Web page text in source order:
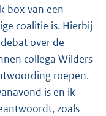
box van een
coalitie is. Hierbij
over de
collega Wilders
roepen.
is en ik
zoals